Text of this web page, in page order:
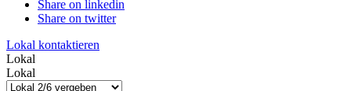
Share on linkedin
Share on twitter
Lokal kontaktieren
Lokal
Lokal